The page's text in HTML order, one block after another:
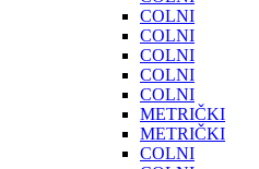
COLNI
COLNI
COLNI
COLNI
COLNI
METRIČKI
METRIČKI
COLNI